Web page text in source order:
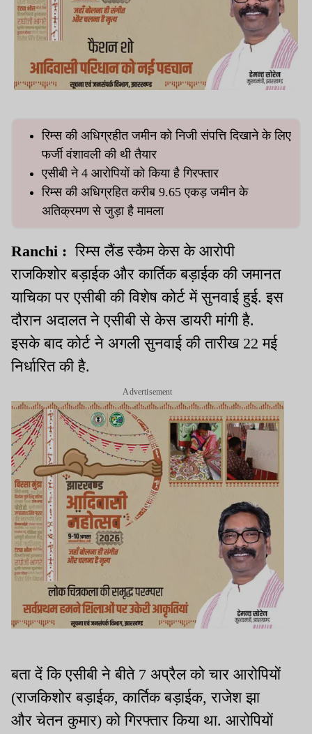
रिम्स की अधिग्रहीत जमीन को निजी संपत्ति दिखाने के लिए
फर्जी वंशावली की थी तैयार
एसीबी ने 4 आरोपियों को किया है गिरफ्तार
रिम्स की अधिग्रहित करीब 9.65 एकड़ जमीन के
अतिक्रमण से जुड़ा है मामला
Ranchi :रिम्स लैंड स्कैम केस के आरोपी
राजकिशोर बड़ाईक और कार्तिक बड़ाईक की जमानत
याचिका पर एसीबी की विशेष कोर्ट में सुनवाई हुई. इस
दौरान अदालत ने एसीबी से केस डायरी मांगी है.
इसके बाद कोर्ट ने अगली सुनवाई की तारीख 22 मई
निर्धारित की है.
Advertisement
बता दें कि एसीबी ने बीते 7 अप्रैल को चार आरोपियों
(राजकिशोर बड़ाईक, कार्तिक बड़ाईक, राजेश झा
और चेतन कुमार) को गिरफ्तार किया था. आरोपियों